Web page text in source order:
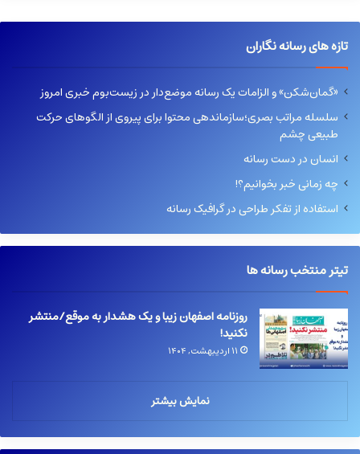
تازه های رسانه نگاران
«گمان‌شکن» و الزامات یک رسانه موضع‌دار در زیست‌بوم خبری امروز
سلسله مراتب بصری؛سازماندهی محتوا برای پیروی از الگوهای حرکت
طبیعی چشم
انسان در دست رسانه
چه زمانی خبر بخوانیم؟!
استفاده از تفکر طراحی در گرافیک رسانه
تیتر منتخب رسانه ها
روزنامه اصفهان زیبا و یک هشدار به موقع/منتشر
نکنید!
۱۱ اردیبهشت, ۱۴۰۴
نمایش بیشتر